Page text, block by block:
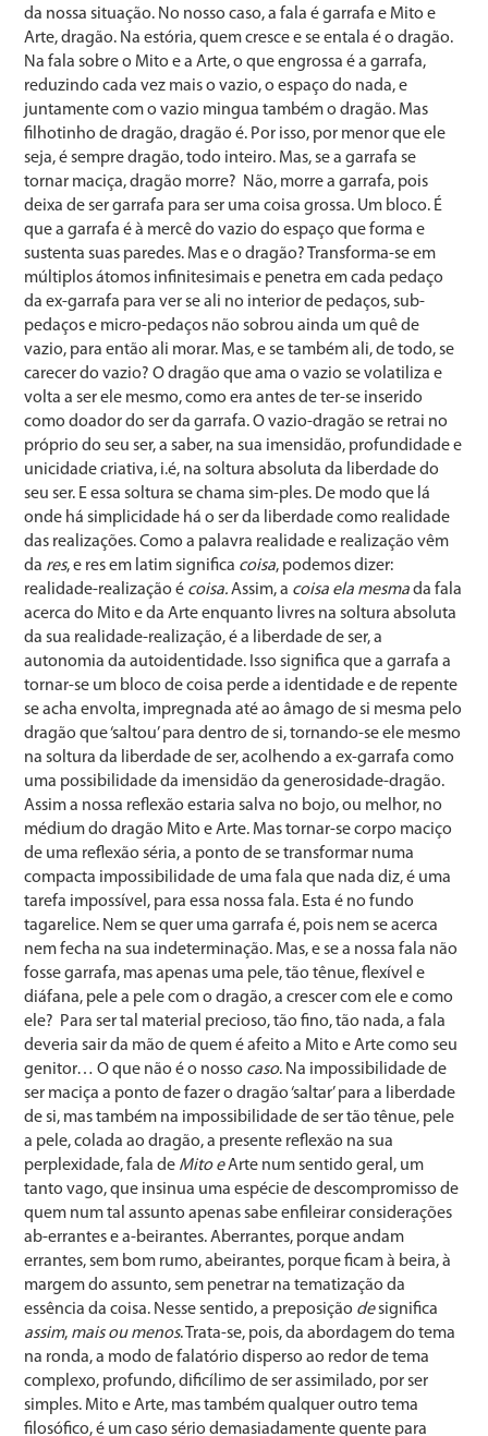
da nossa situação. No nosso caso, a fala é garrafa e Mito e
Arte, dragão. Na estória, quem cresce e se entala é o dragão.
Na fala sobre o Mito e a Arte, o que engrossa é a garrafa,
reduzindo cada vez mais o vazio, o espaço do nada, e
juntamente com o vazio mingua também o dragão. Mas
filhotinho de dragão, dragão é. Por isso, por menor que ele
seja, é sempre dragão, todo inteiro. Mas, se a garrafa se
tornar maciça, dragão morre? Não, morre a garrafa, pois
deixa de ser garrafa para ser uma coisa grossa. Um bloco. É
que a garrafa é à mercê do vazio do espaço que forma e
sustenta suas paredes. Mas e o dragão? Transforma-se em
múltiplos átomos infinitesimais e penetra em cada pedaço
da ex-garrafa para ver se ali no interior de pedaços, sub-
pedaços e micro-pedaços não sobrou ainda um quê de
vazio, para então ali morar. Mas, e se também ali, de todo, se
carecer do vazio? O dragão que ama o vazio se volatiliza e
volta a ser ele mesmo, como era antes de ter-se inserido
como doador do ser da garrafa. O vazio-dragão se retrai no
próprio do seu ser, a saber, na sua imensidão, profundidade e
unicidade criativa, i.é, na soltura absoluta da liberdade do
seu ser. E essa soltura se chama sim-ples. De modo que lá
onde há simplicidade há o ser da liberdade como realidade
das realizações. Como a palavra realidade e realização vêm
da res, e res em latim significa coisa, podemos dizer:
realidade-realização é coisa.Assim, a coisa ela mesmada fala
acerca do Mito e da Arte enquanto livres na soltura absoluta
da sua realidade-realização, é a liberdade de ser, a
autonomia da autoidentidade. Isso significa que a garrafa a
tornar-se um bloco de coisa perde a identidade e de repente
se acha envolta, impregnada até ao âmago de si mesma pelo
dragão que ‘saltou’ para dentro de si, tornando-se ele mesmo
na soltura da liberdade de ser, acolhendo a ex-garrafa como
uma possibilidade da imensidão da generosidade-dragão.
Assim a nossa reflexão estaria salva no bojo, ou melhor, no
médium do dragão Mito e Arte. Mas tornar-se corpo maciço
de uma reflexão séria, a ponto de se transformar numa
compacta impossibilidade de uma fala que nada diz, é uma
tarefa impossível, para essa nossa fala. Esta é no fundo
tagarelice. Nem se quer uma garrafa é, pois nem se acerca
nem fecha na sua indeterminação. Mas, e se a nossa fala não
fosse garrafa, mas apenas uma pele, tão tênue, flexível e
diáfana, pele a pele com o dragão, a crescer com ele e como
ele? Para ser tal material precioso, tão fino, tão nada, a fala
deveria sair da mão de quem é afeito a Mito e Arte como seu
genitor… O que não é o nosso caso. Na impossibilidade de
ser maciça a ponto de fazer o dragão ‘saltar’ para a liberdade
de si, mas também na impossibilidade de ser tão tênue, pele
a pele, colada ao dragão, a presente reflexão na sua
perplexidade, fala de Mito eArte num sentido geral, um
tanto vago, que insinua uma espécie de descompromisso de
quem num tal assunto apenas sabe enfileirar considerações
ab-errantes e a-beirantes. Aberrantes, porque andam
errantes, sem bom rumo, abeirantes, porque ficam à beira, à
margem do assunto, sem penetrar na tematização da
essência da coisa. Nesse sentido, a preposição designifica
assim, mais ou menos. Trata-se, pois, da abordagem do tema
na ronda, a modo de falatório disperso ao redor de tema
complexo, profundo, dificílimo de ser assimilado, por ser
simples. Mito e Arte, mas também qualquer outro tema
filosófico, é um caso sério demasiadamente quente para